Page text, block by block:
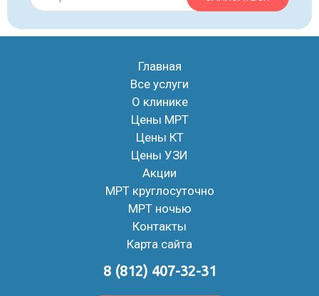
Главная
Все услуги
О клинике
Цены МРТ
Цены КТ
Цены УЗИ
Акции
МРТ круглосуточно
МРТ ночью
Контакты
Карта сайта
8 (812) 407-32-31